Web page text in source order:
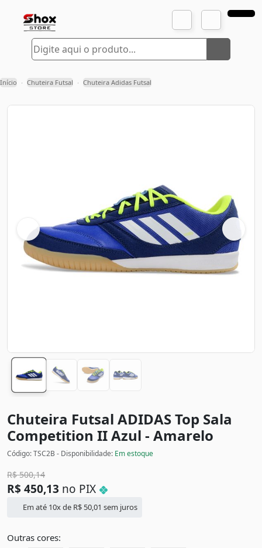
Início › Chuteira Futsal › Chuteira Adidas Futsal
Chuteira Futsal ADIDAS Top Sala
Competition IIAzul - Amarelo
Código: TSC2B - Disponibilidade: Em estoque
R$500,14
R$ 450,13 no PIX
Em até 10x de R$ 50,01 sem juros
Outras cores: